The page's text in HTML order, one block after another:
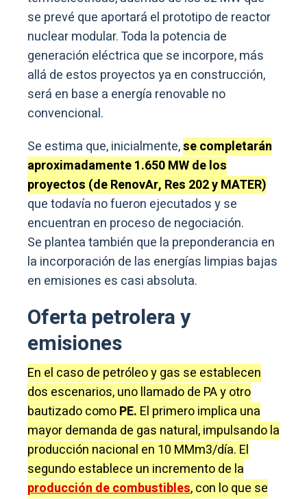
se prevé que aportará el prototipo de reactor
nuclear modular. Toda la potencia de
generación eléctrica que se incorpore, más
allá de estos proyectos ya en construcción,
será en base a energía renovable no
convencional.
Se estima que, inicialmente,se completarán
aproximadamente 1.650 MW de los
proyectos (de RenovAr, Res 202 y MATER)
que todavía no fueron ejecutados y se
encuentran en proceso de negociación.
Se plantea también que la preponderancia en
la incorporación de las energías limpias bajas
en emisiones es casi absoluta.
Oferta petrolera y
emisiones
En el caso de petróleo y gas se establecen
dos escenarios, uno llamado de PA y otro
bautizado comoPE. El primero implica una
mayor demanda de gas natural, impulsando la
producción nacional en 10 MMm3/día. El
segundo establece un incremento de la
producción de combustibles, con lo que se